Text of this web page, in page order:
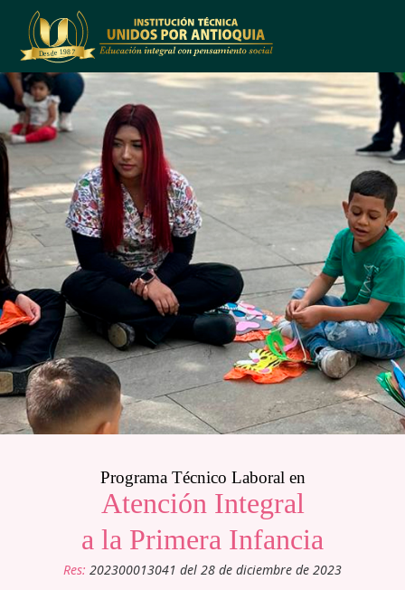
Programa Técnico Laboral en
Atención Integral
a la Primera Infancia
Res: 202300013041 del 28 de diciembre de 2023